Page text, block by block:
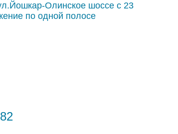
Олинское шоссе с 23
по одной полосе
82